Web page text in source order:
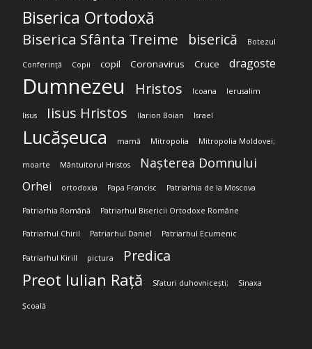
Biserica Ortodoxă
Biserica Sfânta Treime biserică Botezul
Conferință Copii copil Coronavirus Cruce dragoste
Dumnezeu Hristos Icoana Ierusalim
Iisus Iisus Hristos Ilarion Boian Israel
Lucășeuca mamă Mitropolia Mitropolia Moldovei;
moarte Mântuitorul Hristos Nașterea Domnului
Orhei ortodoxia Papa Francisc Patriarhia de la Moscova
Patriarhia Română Patriarhul Bisericii Ortodoxe Române
Patriarhul Chiril Patriarhul Daniel Patriarhul Ecumenic
Patriarhul Kirill pictura Predica
Preot Iulian Rață Sfaturi duhovnicești; Sinaxa
Școală